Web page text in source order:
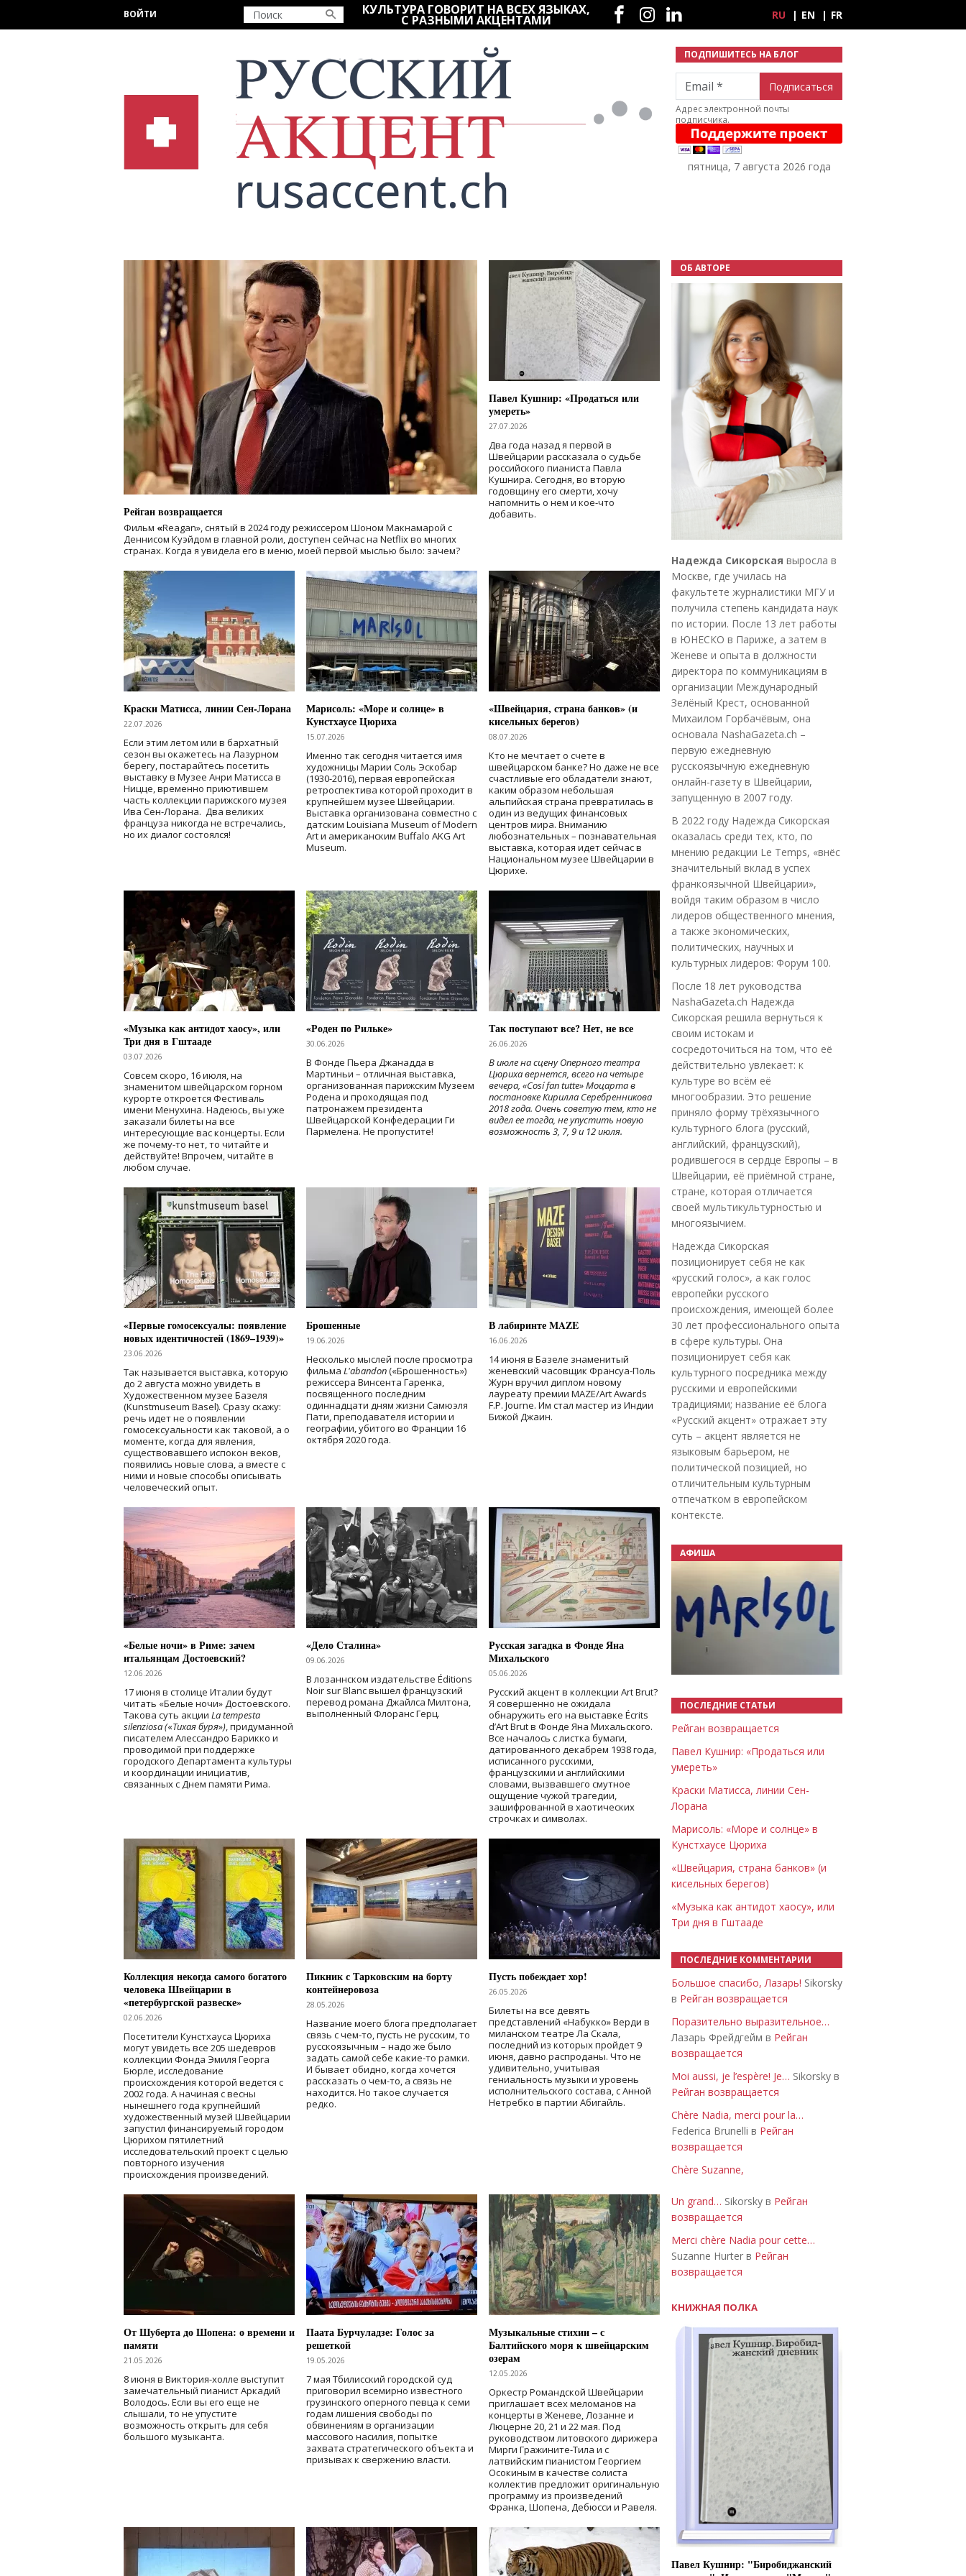
ВОЙТИ КУЛЬТУРА ГОВОРИТ НА ВСЕХ ЯЗЫКАХ,
С РАЗНЫМИ АКЦЕНТАМИ
Социальные сети
RU EN FR
ПОДПИШИТЕСЬ НА БЛОГ
Email
Адрес электронной почты
подписчика.
пятница, 7 августа 2026 года
Рейган возвращается
Фильм «Reagan», снятый в 2024 годурежиссером Шоном Макнамарой с
Деннисом Куэйдом в главной роли, доступен сейчас на Netflix во многих
странах. Когда я увидела его в меню, моей первой мыслью было: зачем?
Павел Кушнир: «Продаться или
умереть»
27.07.2026
Два года назад я первой в
Швейцарии рассказала о судьбе
российского пианиста Павла
Кушнира. Сегодня, во вторую
годовщину его смерти, хочу
напомнить о нем и кое-что
добавить.
Краски Матисса, линии Сен-Лорана
22.07.2026
Если этим летом или в бархатный
сезон вы окажетесь на Лазурном
берегу, постарайтесь посетить
выставку в Музее Анри Матисса в
Ницце, временно приютившем
часть коллекции парижского музея
Ива Сен-Лорана. Два великих
француза никогда не встречались,
но их диалог состоялся!
Марисоль: «Море и солнце» в
Кунстхаусе Цюриха
15.07.2026
Именно так сегодня читается имя
художницы Марии Соль Эскобар
(1930-2016), первая европейская
ретроспектива которой проходит в
крупнейшем музее Швейцарии.
Выставка организована совместно с
датским Louisiana Museum of Modern
Art и американским Buffalo AKG Art
Museum.
«Швейцария, страна банков» (и
кисельных берегов)
08.07.2026
Кто не мечтает о счете в
швейцарском банке? Но даже не все
счастливые его обладатели знают,
каким образом небольшая
альпийская страна превратилась в
один из ведущих финансовых
центров мира. Вниманию
любознательных – познавательная
выставка, которая идет сейчас в
Национальном музее Швейцарии в
Цюрихе.
«Музыка как антидот хаосу», или
Три дня в Гштааде
03.07.2026
Совсем скоро, 16 июля, на
знаменитом швейцарском горном
курорте откроется Фестиваль
имени Менухина. Надеюсь, вы уже
заказали билеты на все
интересующие вас концерты. Если
же почему-то нет, то читайте и
действуйте! Впрочем, читайте в
любом случае.
«Роден по Рильке»
30.06.2026
В Фонде Пьера Джанадда в
Мартиньи – отличная выставка,
организованная парижским Музеем
Родена и проходящая под
патронажем президента
Швейцарской Конфедерации Ги
Пармелена. Не пропустите!
Так поступают все? Нет, не все
26.06.2026
В июле на сцену Оперного театра
Цюриха вернется, всего на четыре
вечера, «Cosí fan tutte» Моцарта в
постановке Кирилла Серебренникова
2018 года. Очень советую тем, кто не
видел ее тогда, не упустить новую
возможность 3, 7, 9 и 12 июля.
«Первые гомосексуалы: появление
новых идентичностей (1869–1939)»
23.06.2026
Так называется выставка, которую
до 2 августа можно увидеть в
Художественном музее Базеля
(Kunstmuseum Basel). Сразу скажу:
речь идет не о появлении
гомосексуальности как таковой, а о
моменте, когда для явления,
существовавшего испокон веков,
появились новые слова, а вместе с
ними и новые способы описывать
человеческий опыт.
Брошенные
19.06.2026
Несколько мыслей после просмотра
фильма L'abandon(«Брошенность»)
режиссера Винсента Гаренка,
посвященного последним
одиннадцати дням жизни Самюэля
Пати, преподавателя истории и
географии, убитого во Франции 16
октября 2020 года.
В лабиринте MAZE
16.06.2026
14 июня в Базеле знаменитый
женевский часовщик Франсуа-Поль
Журн вручил диплом новому
лауреату премии MAZE/Art Awards
F.P. Journe. Им стал мастер из Индии
Бижой Джаин.
«Белые ночи» в Риме: зачем
итальянцам Достоевский?
12.06.2026
17 июня в столице Италии будут
читать «Белые ночи» Достоевского.
Такова суть акции La tempesta
silenziosa («Тихая буря»), придуманной
писателем Алессандро Барикко и
проводимой при поддержке
городского Департамента культуры
и координации инициатив,
связанных с Днем памяти Рима.
«Дело Сталина»
09.06.2026
В лозаннском издательстве Éditions
Noir sur Blanc вышел французский
перевод романа Джайлса Милтона,
выполненный Флоранс Герц.
Русская загадка в Фонде Яна
Михальского
05.06.2026
Русский акцент в коллекции Art Brut?
Я совершенно не ожидала
обнаружить его на выставке Écrits
d’Art Brut в Фонде Яна Михальского.
Все началось с листка бумаги,
датированного декабрем 1938 года,
исписанного русскими,
французскими и английскими
словами, вызвавшего смутное
ощущение чужой трагедии,
зашифрованной в хаотических
строчках и символах.
Коллекция некогда самого богатого
человека Швейцарии в
«петербургской развеске»
02.06.2026
Посетители Кунстхауса Цюриха
могут увидеть все 205 шедевров
коллекции Фонда Эмиля Георга
Бюрле, исследование
происхождения которой ведется с
2002 года. А начиная с весны
нынешнего года крупнейший
художественный музей Швейцарии
запустил финансируемый городом
Цюрихом пятилетний
исследовательский проект с целью
повторного изучения
происхождения произведений.
Пикник с Тарковским на борту
контейнеровоза
28.05.2026
Название моего блога предполагает
связь с чем-то, пусть не русским, то
русскоязычным – надо же было
задать самой себе какие-то рамки.
И бывает обидно, когда хочется
рассказать о чем-то, а связь не
находится. Но такое случается
редко.
Пусть побеждает хор!
26.05.2026
Билеты на все девять
представлений «Набукко» Верди в
миланском театре Ла Скала,
последний из которых пройдет 9
июня, давно распроданы. Что не
удивительно, учитывая
гениальность музыки и уровень
исполнительского состава, с Анной
Нетребко в партии Абигайль.
От Шуберта до Шопена: о времени и
памяти
21.05.2026
8 июня в Виктория-холле выступит
замечательный пианист Аркадий
Володось. Если вы его еще не
слышали, то не упустите
возможность открыть для себя
большого музыканта.
Паата Бурчуладзе: Голос за
решеткой
19.05.2026
7 мая Тбилисский городской суд
приговорил всемирно известного
грузинского оперного певца к семи
годам лишения свободы по
обвинениям в организации
массового насилия, попытке
захвата стратегического объекта и
призывах к свержению власти.
Музыкальные стихии – с
Балтийского моря к швейцарским
озерам
12.05.2026
Оркестр Романдской Швейцарии
приглашает всех меломанов на
концерты в Женеве, Лозанне и
Люцерне 20, 21 и 22 мая. Под
руководством литовского дирижера
Мирги Гражините-Тила и с
латвийским пианистом Георгием
Осокиным в качестве солиста
коллектив предложит оригинальную
программу из произведений
Франка, Шопена, Дебюсси и Равеля.
ОБ АВТОРЕ
Надежда Сикорская выросла в
Москве, где училась на
факультете журналистики МГУ и
получила степень кандидата наук
по истории. После 13 лет работы
в ЮНЕСКО в Париже, а затем в
Женеве и опыта в должности
директора по коммуникациям в
организации Международный
Зелёный Крест, основанной
Михаилом Горбачёвым, она
основала NashaGazeta.ch –
первую ежедневную
русскоязычную ежедневную
онлайн-газету в Швейцарии,
запущенную в 2007 году.
В 2022 году Надежда Сикорская
оказалась среди тех, кто, по
мнению редакции Le Temps, «внёс
значительный вклад в успех
франкоязычной Швейцарии»,
войдя таким образом в число
лидеров общественного мнения,
а также экономических,
политических, научных и
культурных лидеров: Форум 100.
После 18 лет руководства
NashaGazeta.ch Надежда
Сикорская решила вернуться к
своим истокам и
сосредоточиться на том, что её
действительно увлекает: к
культуре во всём её
многообразии. Это решение
приняло форму трёхязычного
культурного блога (русский,
английский, французский),
родившегося в сердце Европы – в
Швейцарии, её приёмной стране,
стране, которая отличается
своей мультикультурностью и
многоязычием.
Надежда Сикорская
позиционирует себя не как
«русский голос», а как голос
европейки русского
происхождения, имеющей более
30 лет профессионального опыта
в сфере культуры. Она
позиционирует себя как
культурного посредника между
русскими и европейскими
традициями; название её блога
«Русский акцент» отражает эту
суть – акцент является не
языковым барьером, не
политической позицией, но
отличительным культурным
отпечатком в европейском
контексте.
АФИША
ПОСЛЕДНИЕ СТАТЬИ
Рейган возвращается
Павел Кушнир: «Продаться или
умереть»
Краски Матисса, линии Сен-
Лорана
Марисоль: «Море и солнце» в
Кунстхаусе Цюриха
«Швейцария, страна банков» (и
кисельных берегов)
«Музыка как антидот хаосу», или
Три дня в Гштааде
ПОСЛЕДНИЕ КОММЕНТАРИИ
Большое спасибо, Лазарь! Sikorsky
в Рейган возвращается
Поразительно выразительное…
Лазарь Фрейдгейм в Рейган
возвращается
Moi aussi, je l’espère! Je… Sikorsky в
Рейган возвращается
Chère Nadia, merci pour la…
Federica Brunelli в Рейган
возвращается
Chère Suzanne,
Un grand… Sikorsky в Рейган
возвращается
Merci chère Nadia pour cette…
Suzanne Hurter в Рейган
возвращается
КНИЖНАЯ ПОЛКА
Павел Кушнир: "Биробиджанский